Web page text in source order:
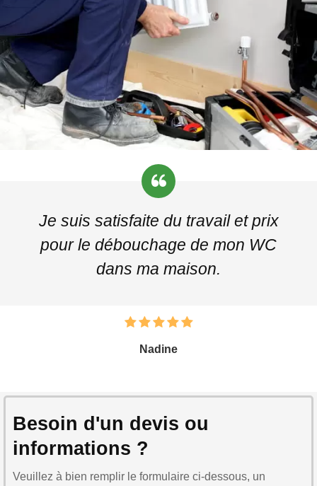
Je suis satisfaite du travail et prix
pour le débouchage de mon WC
dans ma maison.
Nadine
Besoin d'un devis ou
informations ?
Veuillez à bien remplir le formulaire ci-dessous, un